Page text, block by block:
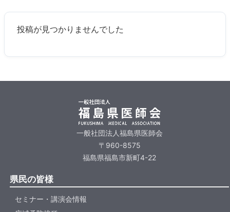
投稿が見つかりませんでした
一般社団法人福島県医師会
〒960-8575
福島県福島市新町4-22
県民の皆様
セミナー・講演会情報